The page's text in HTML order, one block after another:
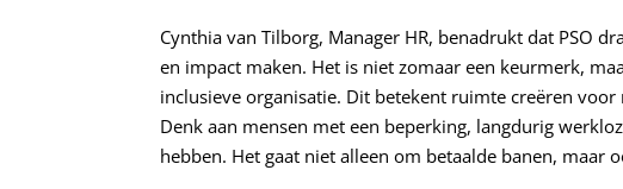
Cynthia van Tilborg, Manager HR, benadrukt dat PSO
en impact maken. Het is niet zomaar een keurmerk,
inclusieve organisatie. Dit betekent ruimte creëren
Denk aan mensen met een beperking, langdurig
hebben. Het gaat niet alleen om betaalde banen, maar